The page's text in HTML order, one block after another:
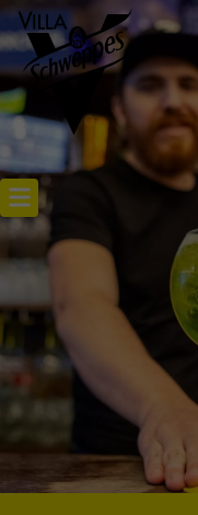
Recettes
Articles
Lieux
Actualités
RECETTE